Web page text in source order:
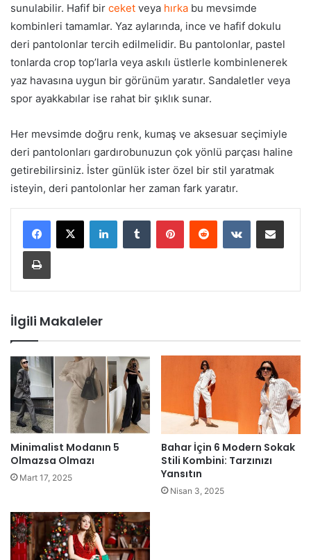
sunulabilir. Hafif bir ceket veya hırka bu mevsimde
kombinleri tamamlar. Yaz aylarında, ince ve hafif dokulu
deri pantolonlar tercih edilmelidir. Bu pantolonlar, pastel
tonlarda crop top’larla veya askılı üstlerle kombinlenerek
yaz havasına uygun bir görünüm yaratır. Sandaletler veya
spor ayakkabılar ise rahat bir şıklık sunar.
Her mevsimde doğru renk, kumaş ve aksesuar seçimiyle
deri pantolonları gardırobunuzun çok yönlü parçası haline
getirebilirsiniz. İster günlük ister özel bir stil yaratmak
isteyin, deri pantolonlar her zaman fark yaratır.
İlgili Makaleler
Minimalist Modanın 5
Olmazsa Olmazı
Mart 17, 2025
Bahar İçin 6 Modern Sokak
Stili Kombini: Tarzınızı
Yansıtın
Nisan 3, 2025